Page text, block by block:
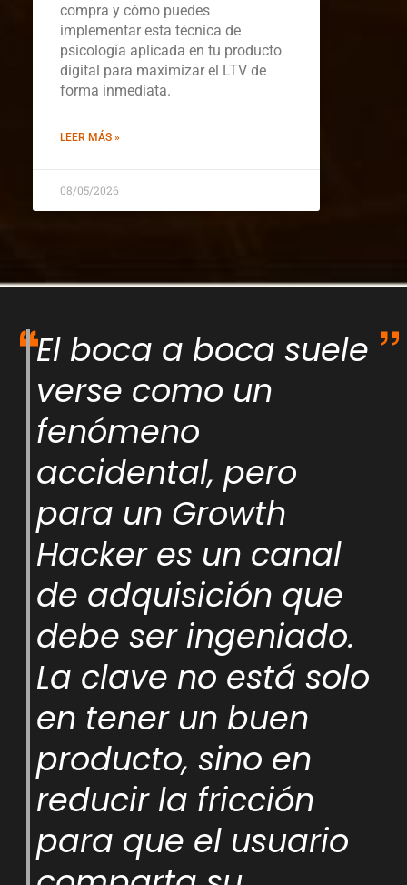
compra y cómo puedes
implementar esta técnica de
psicología aplicada en tu producto
digital para maximizar el LTV de
forma inmediata.
LEER MÁS »
08/05/2026
El boca a boca suele
verse como un
fenómeno
accidental, pero
para un Growth
Hacker es un canal
de adquisición que
debe ser ingeniado.
La clave no está solo
en tener un buen
producto, sino en
reducir la fricción
para que el usuario